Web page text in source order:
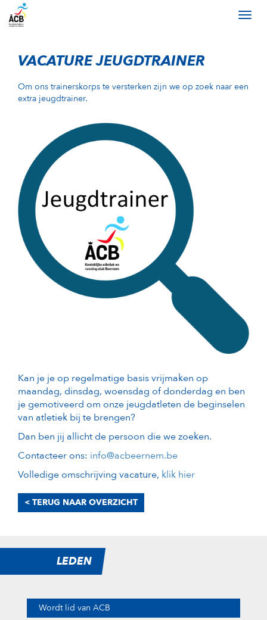
VACATURE JEUGDTRAINER
Om ons trainerskorps te versterken zijn we op zoek naar een
extra jeugdtrainer.
Kan je je op regelmatige basis vrijmaken op
maandag, dinsdag, woensdag of donderdag en ben
je gemotiveerd om onze jeugdatleten de beginselen
van atletiek bij te brengen?
Dan ben jij allicht de persoon die we zoeken.
Contacteer ons: info@acbeernem.be
Volledige omschrijving vacature, klik hier
< TERUG NAAR OVERZICHT
LEDEN
Wordt lid van ACB